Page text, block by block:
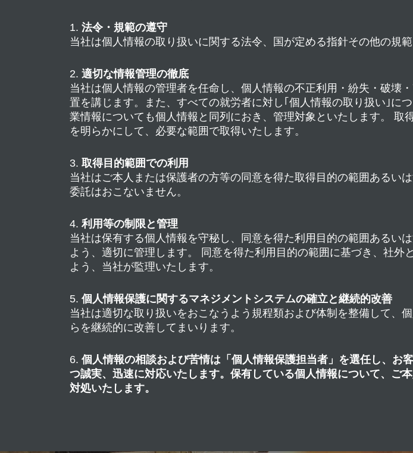
法令・規範の遵守
当社は個人情報の取り扱いに関する法令、国が定める指針その他の規
適切な情報管理の徹底
当社は個人情報の管理者を任命し、個人情報の不正利用・紛失・破壊
置を講じます。また、すべての就労者に対し｢個人情報の取り扱い｣に
業情報についても個人情報と同列におき、管理対象といたします。
を明らかにして、必要な範囲で取得いたします。
取得目的範囲での利用
当社はご本人または保護者の方等の同意を得た取得目的の範囲あるい
委託はおこないません。
利用等の制限と管理
当社は保有する個人情報を守秘し、同意を得た利用目的の範囲あるい
よう、適切に管理します。 同意を得た利用目的の範囲に基づき、社
よう、当社が監理いたします。
個人情報保護に関するマネジメントシステムの確立と継続的改善
当社は適切な取り扱いをおこなうよう規程類および体制を整備して、
らを継続的に改善してまいります。
個人情報の相談および苦情は「個人情報保護担当者」を選任し、お
つ誠実、迅速に対応いたします。保有している個人情報について、ご
対処いたします。